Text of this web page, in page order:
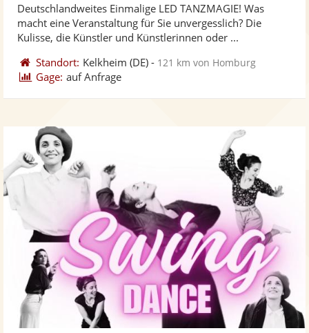
Deutschlandweites Einmalige LED TANZMAGIE! Was
macht eine Veranstaltung für Sie unvergesslich? Die
Kulisse, die Künstler und Künstlerinnen oder ...
Standort: Kelkheim (DE) - 121 km von Homburg
Gage: auf Anfrage